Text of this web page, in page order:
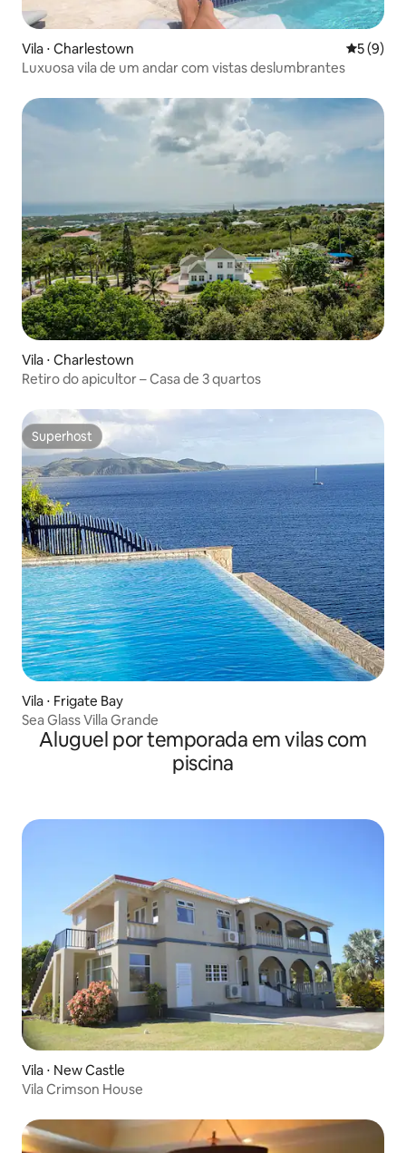
Vila ⋅ Charlestown 5 de
5 (9)
Luxuosa vila de um andar com vistas deslumbrantes
Vila ⋅ Charlestown
Retiro do apicultor – Casa de 3 quartos
Superhost
Superhost
Vila ⋅ Frigate Bay
Sea Glass Villa Grande
Aluguel por temporada em vilas com
piscina
Vila ⋅ New Castle
Vila Crimson House